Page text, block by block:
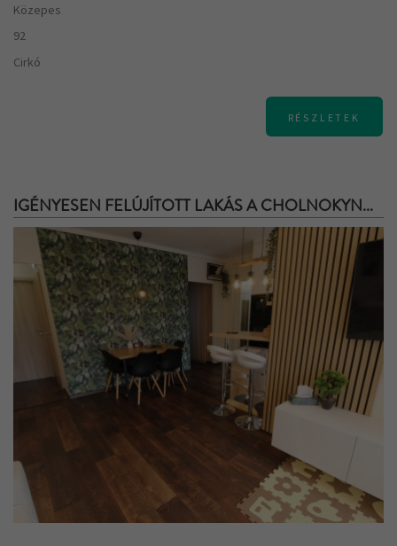
Közepes
92
Cirkó
RÉSZLETEK
IGÉNYESEN FELÚJÍTOTT LAKÁS A CHOLNOKYN...